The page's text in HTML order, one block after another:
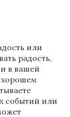
или
радость,
в вашей
хорошем
событий или